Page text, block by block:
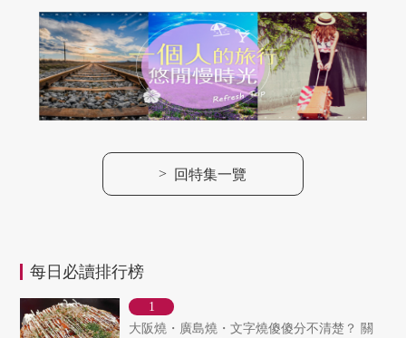
> 回特集一覽
每日必讀排行榜
大阪燒・廣島燒・文字燒傻傻分不清楚？ 關